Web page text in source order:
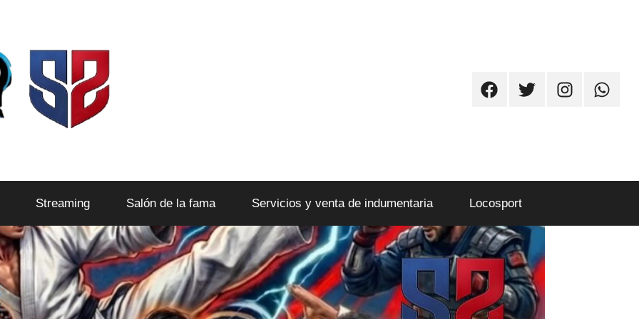
FacebookTwitter Instagram
Streaming Salón de la fama Servicios y venta de indumentaria Locosport